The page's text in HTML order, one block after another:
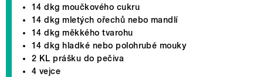
14 dkg moučkového cukru
14 dkg mletých ořechů nebo mandlí
14 dkg měkkého tvarohu
14 dkg hladké nebo polohrubé mouky
2 KL prášku do pečiva
4 vejce